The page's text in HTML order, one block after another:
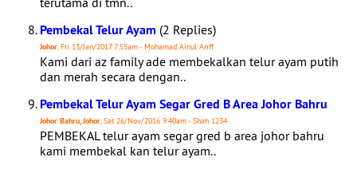
Pembekal Telur Ayam (2 Replies)
Johor, Fri 13/Jan/2017 7:55am - Mohamad Ainul Ariff
Kami dari az family ade membekalkan telur ayam putih
dan merah secara dengan..
Pembekal Telur Ayam Segar Gred B Area Johor Bahru
Johor Bahru, Johor, Sat 26/Nov/2016 9:40am - Shah 1234
PEMBEKAL telur ayam segar gred b area johor bahru
kami membekal kan telur ayam..